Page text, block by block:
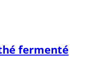
fermenté